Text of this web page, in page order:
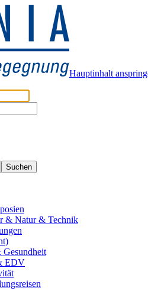
Hauptinhalt
Suchen
& Natur & Technik
Gesundheit
EDV